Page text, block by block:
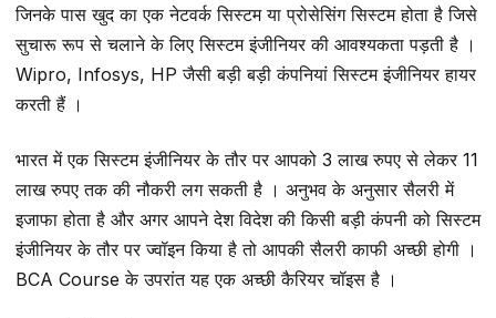
जिनके पास खुद का एक नेटवर्क सिस्टम या प्रोसेसिंग सिस्टम होता है जिसे
सुचारू रूप से चलाने के लिए सिस्टम इंजीनियर की आवश्यकता पड़ती है ।
Wipro, Infosys, HP जैसी बड़ी बड़ी कंपनियां सिस्टम इंजीनियर हायर
करती हैं ।
भारत में एक सिस्टम इंजीनियर के तौर पर आपको 3 लाख रुपए से लेकर 11
लाख रुपए तक की नौकरी लग सकती है । अनुभव के अनुसार सैलरी में
इजाफा होता है और अगर आपने देश विदेश की किसी बड़ी कंपनी को सिस्टम
इंजीनियर के तौर पर ज्वॉइन किया है तो आपकी सैलरी काफी अच्छी होगी ।
BCA Course के उपरांत यह एक अच्छी कैरियर चॉइस है ।